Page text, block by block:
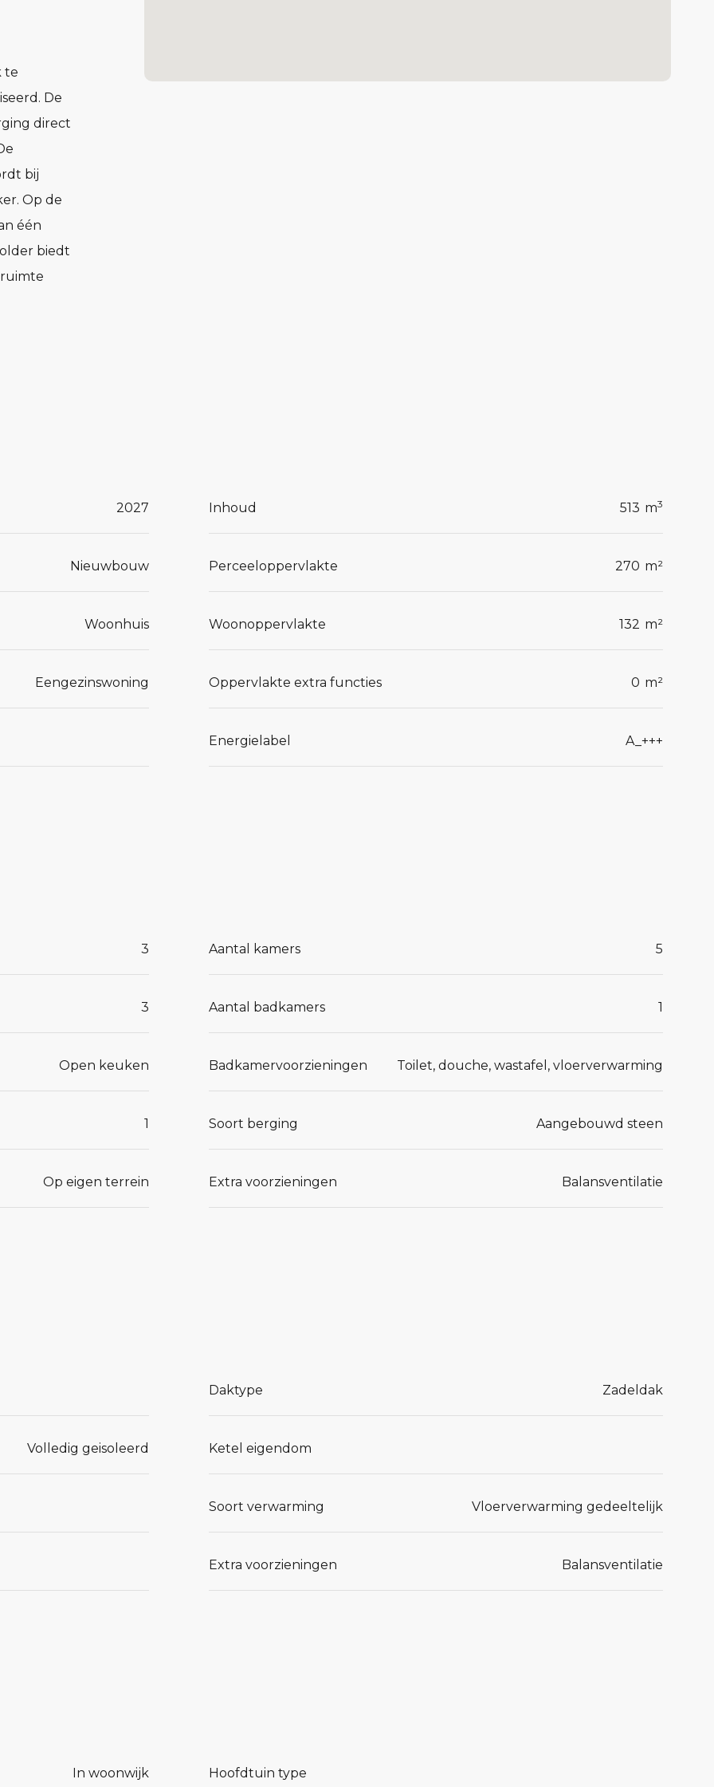
te
De
direct
bij
Op de
één
biedt
bij
zodat
2027 Inhoud 513 m3
Nieuwbouw Perceeloppervlakte 270 m²
Woonhuis Woonoppervlakte 132 m²
Eengezinswoning Oppervlakte extra functies 0 m²
Energielabel A_+++
3 Aantal kamers 5
3 Aantal badkamers 1
Open keuken Badkamervoorzieningen Toilet, douche, wastafel, vloerverwarming
1 Soort berging Aangebouwd steen
Op eigen terrein Extra voorzieningen Balansventilatie
Daktype Zadeldak
Volledig geisoleerd Ketel eigendom
Soort verwarming Vloerverwarming gedeeltelijk
Extra voorzieningen Balansventilatie
In woonwijk Hoofdtuin type